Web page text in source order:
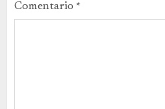
Comentario *